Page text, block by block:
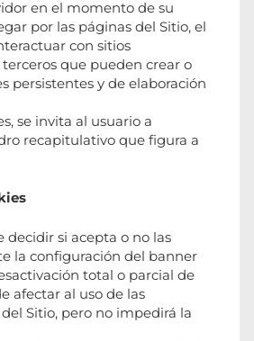
en el momento de su
por las páginas del Sitio, el
con sitios
que pueden crear o
persistentes y de elaboración
se invita al usuario a
recapitulativo que figura a
decidir si acepta o no las
la configuración del banner
total o parcial de
afectar al uso de las
Sitio, pero no impedirá la